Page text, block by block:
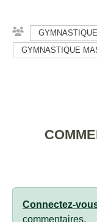
GYMNASTIQUE
Connectez-
commentaires.